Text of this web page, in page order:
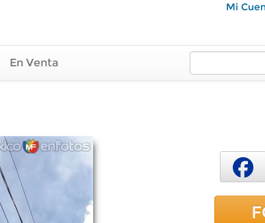
Mi
En Venta